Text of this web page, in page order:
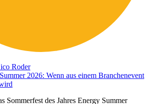
2026: Wenn aus einem Branchenevent
Sommerfest des Jahres Energy Summer